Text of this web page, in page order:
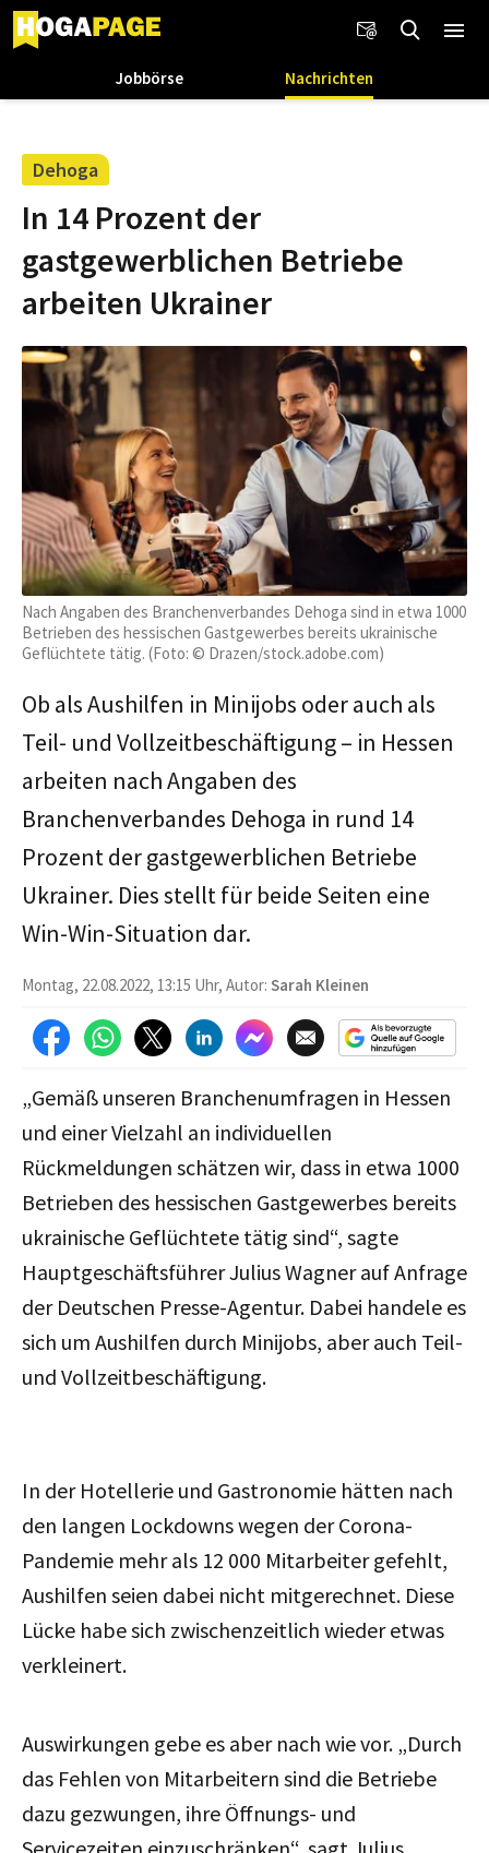
Jobbörse Nachrichten
Dehoga
In 14 Prozent der
gastgewerblichen Betriebe
arbeiten Ukrainer
Nach Angaben des Branchenverbandes Dehoga sind in etwa 1000
Betrieben des hessischen Gastgewerbes bereits ukrainische
Geflüchtete tätig. (Foto: © Drazen/stock.adobe.com)
Ob als Aushilfen in Minijobs oder auch als
Teil- und Vollzeitbeschäftigung – in Hessen
arbeiten nach Angaben des
Branchenverbandes Dehoga in rund 14
Prozent der gastgewerblichen Betriebe
Ukrainer. Dies stellt für beide Seiten eine
Win-Win-Situation dar.
Montag, 22.08.2022, 13:15 Uhr, Autor: Sarah Kleinen
„Gemäß unseren Branchenumfragen in Hessen
und einer Vielzahl an individuellen
Rückmeldungen schätzen wir, dass in etwa 1000
Betrieben des hessischen Gastgewerbes bereits
ukrainische Geflüchtete tätig sind“, sagte
Hauptgeschäftsführer Julius Wagner auf Anfrage
der Deutschen Presse-Agentur. Dabei handele es
sich um Aushilfen durch Minijobs, aber auch Teil-
und Vollzeitbeschäftigung.
In der Hotellerie und Gastronomie hätten nach
den langen Lockdowns wegen der Corona-
Pandemie mehr als 12 000 Mitarbeiter gefehlt,
Aushilfen seien dabei nicht mitgerechnet. Diese
Lücke habe sich zwischenzeitlich wieder etwas
verkleinert.
Auswirkungen gebe es aber nach wie vor. „Durch
das Fehlen von Mitarbeitern sind die Betriebe
dazu gezwungen, ihre Öffnungs- und